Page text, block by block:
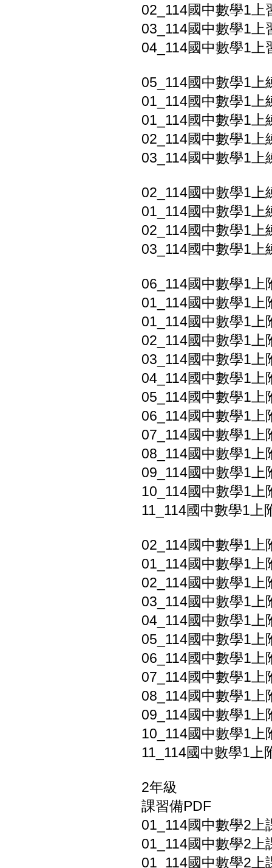
02_114國中數學1上
03_114國中數學1上
04_114國中數學1上
05_114國中數學1上
01_114國中數學1上
01_114國中數學1上
02_114國中數學1上
03_114國中數學1上
02_114國中數學1上
01_114國中數學1上
02_114國中數學1上
03_114國中數學1上
06_114國中數學1上
01_114國中數學1上
01_114國中數學1
02_114國中數學1
03_114國中數學1
04_114國中數學1
05_114國中數學1
06_114國中數學1
07_114國中數學1
08_114國中數學1
09_114國中數學1
10_114國中數學1
11_114國中數學1上
02_114國中數學1上
01_114國中數學1
02_114國中數學1
03_114國中數學1
04_114國中數學1
05_114國中數學1
06_114國中數學1
07_114國中數學1
08_114國中數學1
09_114國中數學1
10_114國中數學1
11_114國中數學1上
2年級
課習備PDF
01_114國中數學2上
01_114國中數學2上
01_114國中數學2上